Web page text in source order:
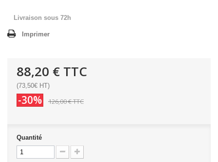
Livraison sous 72h
Imprimer
88,20 € TTC
(73,50€ HT)
-30% 126,00 €TTC
Quantité